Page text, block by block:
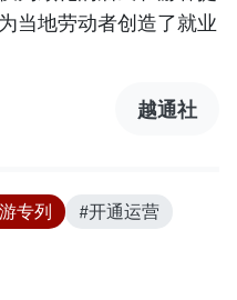
当地劳动者创造了就业
越通社
专列
#开通运营